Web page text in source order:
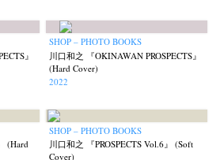
Nagamachi (27) Kazumichi Hashimoto
Keiko Sasaoka
(23) Masako Matsui (23) Masashi Otomo (47)
Naonori Oshima (38) Nick Haymes
File (16) photographers’ gallery press (14)
』
SHOP – PHOTO BOOKS
川口和之 『OKINAWAN PROSPECTS』
(Hard Cover)
2022
(Hard
SHOP – PHOTO BOOKS
川口和之 『PROSPECTS Vol.6』 (Soft
Cover)